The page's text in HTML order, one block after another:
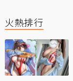
火熱排行